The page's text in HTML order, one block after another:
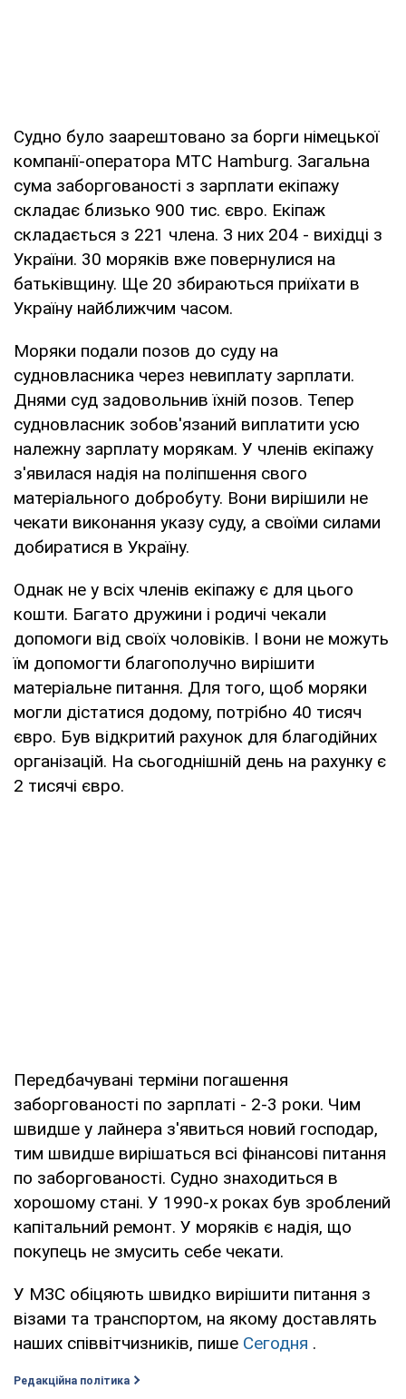
Судно було заарештовано за борги німецької
компанії-оператора MTC Hamburg. Загальна
сума заборгованості з зарплати екіпажу
складає близько 900 тис. євро. Екіпаж
складається з 221 члена. З них 204 - вихідці з
України. 30 моряків вже повернулися на
батьківщину. Ще 20 збираються приїхати в
Україну найближчим часом.
Моряки подали позов до суду на
судновласника через невиплату зарплати.
Днями суд задовольнив їхній позов. Тепер
судновласник зобов'язаний виплатити усю
належну зарплату морякам. У членів екіпажу
з'явилася надія на поліпшення свого
матеріального добробуту. Вони вирішили не
чекати виконання указу суду, а своїми силами
добиратися в Україну.
Однак не у всіх членів екіпажу є для цього
кошти. Багато дружини і родичі чекали
допомоги від своїх чоловіків. І вони не можуть
їм допомогти благополучно вирішити
матеріальне питання. Для того, щоб моряки
могли дістатися додому, потрібно 40 тисяч
євро. Був відкритий рахунок для благодійних
організацій. На сьогоднішній день на рахунку є
2 тисячі євро.
Передбачувані терміни погашення
заборгованості по зарплаті - 2-3 роки. Чим
швидше у лайнера з'явиться новий господар,
тим швидше вирішаться всі фінансові питання
по заборгованості. Судно знаходиться в
хорошому стані. У 1990-х роках був зроблений
капітальний ремонт. У моряків є надія, що
покупець не змусить себе чекати.
У МЗС обіцяють швидко вирішити питання з
візами та транспортом, на якому доставлять
наших співвітчизників, пише Сегодня .
Редакційна політика